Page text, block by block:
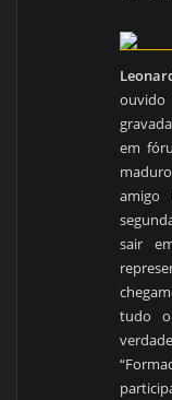
ouvido
em
amigo
sair
tudo
“